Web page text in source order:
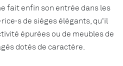
fait enfin son entrée dans les
de sièges élégants, qu'il
épurées ou de meubles de
dotés de caractère.